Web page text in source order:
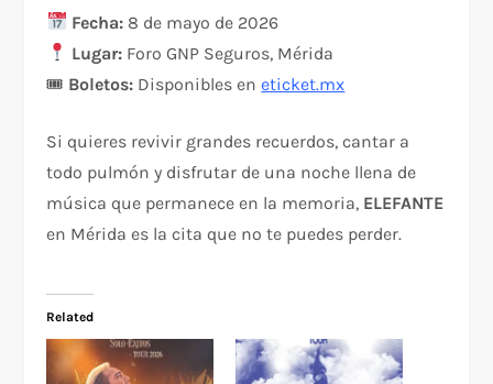
Fecha:8 de mayo de 2026
Lugar:Foro GNP Seguros, Mérida
🎟 Boletos: Disponibles eneticket.mx
Si quieres revivir grandes recuerdos, cantar a
todo pulmón y disfrutar de una noche llena de
música que permanece en la memoria, ELEFANTE
en Mérida es la cita que no te puedes perder.
Related